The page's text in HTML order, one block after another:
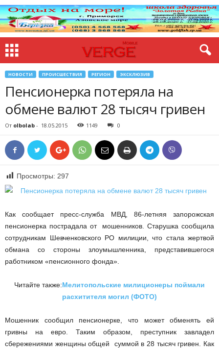
НОВОСТИ ПРОИСШЕСТВИЯ РЕГИОН ЭКСКЛЮЗИВ
Пенсионерка потеряла на
обмене валют 28 тысяч гривен
От olbolab - 18.05.2015 1149 0
Просмотры: 297
Как сообщает пресс-служба МВД, 86-летняя запорожская
пенсионерка пострадала от мошенников. Старушка сообщила
сотрудникам Шевченковского РО милиции, что стала жертвой
обмана со стороны злоумышленника, представившегося
работником «пенсионного фонда».
Читайте также:Мелитопольские милиционеры поймали
расхитителя могил (ФОТО)
Мошенник сообщил пенсионерке, что может обменять ей
гривны на евро. Таким образом, преступник завладел
сбережениями женщины общей суммой в 28 тысяч гривен. Как